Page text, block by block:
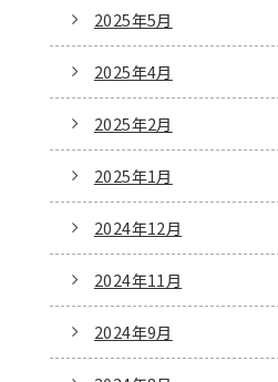
2025年5月
2025年4月
2025年2月
2025年1月
2024年12月
2024年11月
2024年9月